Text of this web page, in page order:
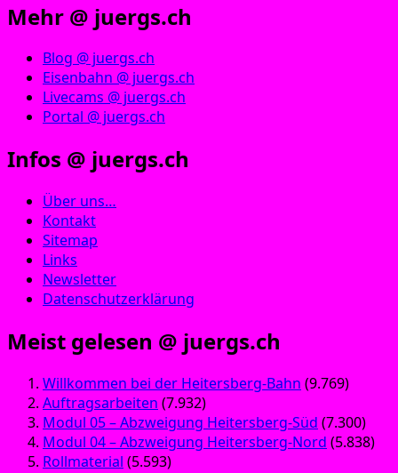
Mehr @ juergs.ch
Blog @ juergs.ch
Eisenbahn @ juergs.ch
Livecams @ juergs.ch
Portal @ juergs.ch
Infos @ juergs.ch
Über uns…
Kontakt
Sitemap
Links
Newsletter
Datenschutzerklärung
Meist gelesen @ juergs.ch
Willkommen bei der Heitersberg-Bahn (9.769)
Auftragsarbeiten (7.932)
Modul 05 – Abzweigung Heitersberg-Süd (7.300)
Modul 04 – Abzweigung Heitersberg-Nord (5.838)
Rollmaterial (5.593)